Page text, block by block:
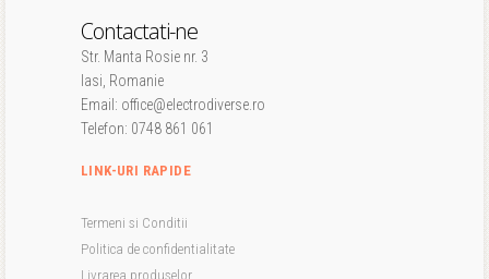
Contactati-ne
Str. Manta Rosie nr. 3
Iasi, Romanie
Email: office@electrodiverse.ro
Telefon: 0748 861 061
LINK-URI RAPIDE
Termeni si Conditii
Politica de confidentialitate
Livrarea produselor